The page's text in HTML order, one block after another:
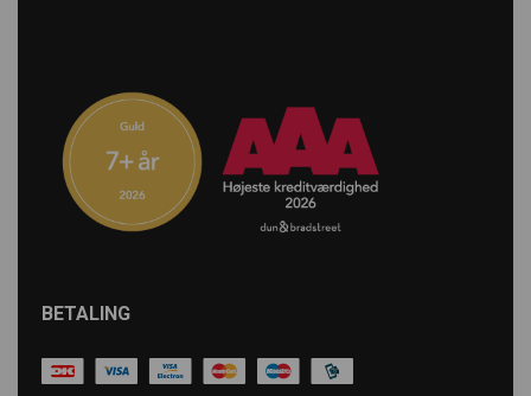
BETALING